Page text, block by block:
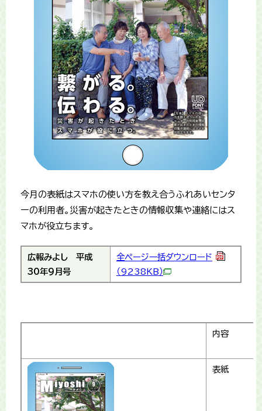
今月の表紙はスマホの使い方を教え合うふれあいセンタ
ーの利用者。災害が起きたときの情報収集や連絡にはス
マホが役立ちます。
広報みよし 平成
30年9月号
全ページ一括ダウンロード
（9238KB）
内容
表紙